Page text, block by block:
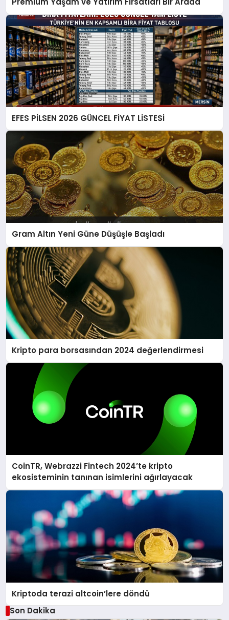
EFES PİLSEN 2026 GÜNCEL FİYAT LİSTESİ
Gram Altın Yeni Güne Düşüşle Başladı
Kripto para borsasından 2024 değerlendirmesi
CoinTR, Webrazzi Fintech 2024’te kripto
ekosisteminin tanınan isimlerini ağırlayacak
Kriptoda terazi altcoin’lere döndü
Son Dakika